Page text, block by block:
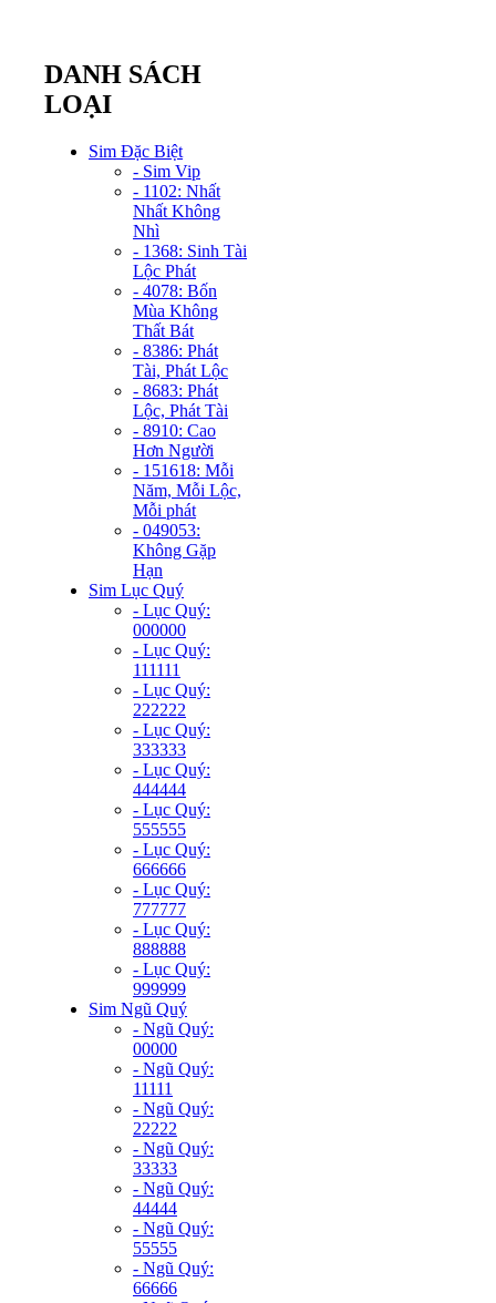
DANH SÁCH
LOẠI
Sim Đặc Biệt
- Sim Vip
- 1102: Nhất
Nhất Không
Nhì
- 1368: Sinh Tài
Lộc Phát
- 4078: Bốn
Mùa Không
Thất Bát
- 8386: Phát
Tài, Phát Lộc
- 8683: Phát
Lộc, Phát Tài
- 8910: Cao
Hơn Người
- 151618: Mỗi
Năm, Mỗi Lộc,
Mỗi phát
- 049053:
Không Gặp
Hạn
Sim Lục Quý
- Lục Quý:
000000
- Lục Quý:
111111
- Lục Quý:
222222
- Lục Quý:
333333
- Lục Quý:
444444
- Lục Quý:
555555
- Lục Quý:
666666
- Lục Quý:
777777
- Lục Quý:
888888
- Lục Quý:
999999
Sim Ngũ Quý
- Ngũ Quý:
00000
- Ngũ Quý:
11111
- Ngũ Quý:
22222
- Ngũ Quý:
33333
- Ngũ Quý:
44444
- Ngũ Quý:
55555
- Ngũ Quý:
66666